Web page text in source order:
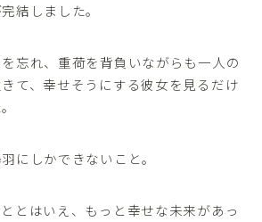
結しました。
忘れ、重荷を背負いながらも一人の
て、幸せそうにする彼女を見るだけ
にしかできないこと。
とはいえ、もっと幸せな未来があっ